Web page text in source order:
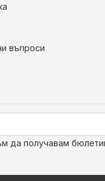
въпроси
да получавам